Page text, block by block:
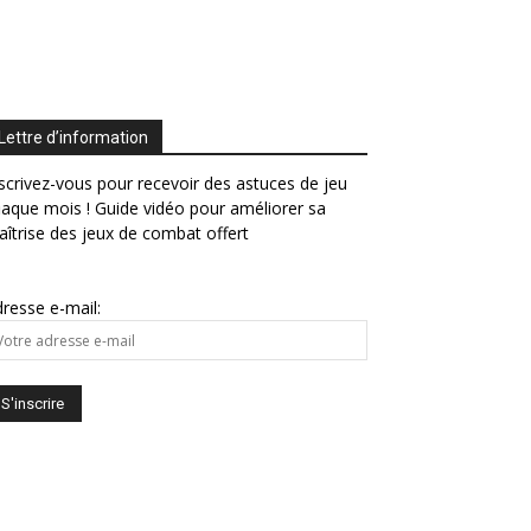
Lettre d’information
vous pour recevoir des astuces de jeu
mois ! Guide vidéo pour améliorer sa
des jeux de combat offert
e-mail: